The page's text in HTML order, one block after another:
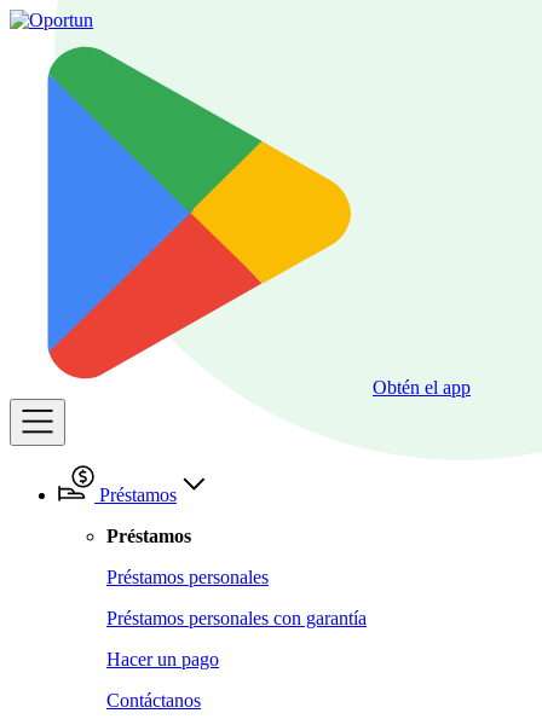
Obtén el app
Préstamos
Préstamos
Préstamos personales
Préstamos personales con garantía
Hacer un pago
Contáctanos